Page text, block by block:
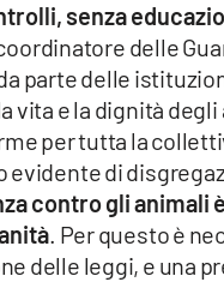
senza
delle
parte delle
vita e la dignità
per tutta la
evidente di
contro gli animali
. Per questo è
delle leggi, e una